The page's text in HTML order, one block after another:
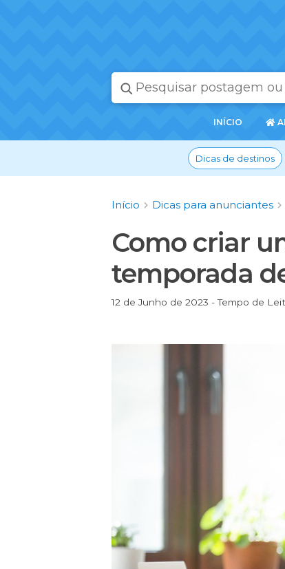
PÁGINA
INÍCIO
Dicas de destinos
Início Dicas para anunciantes
Como criar
temporada
12 de Junho de 2023 - Tempo de